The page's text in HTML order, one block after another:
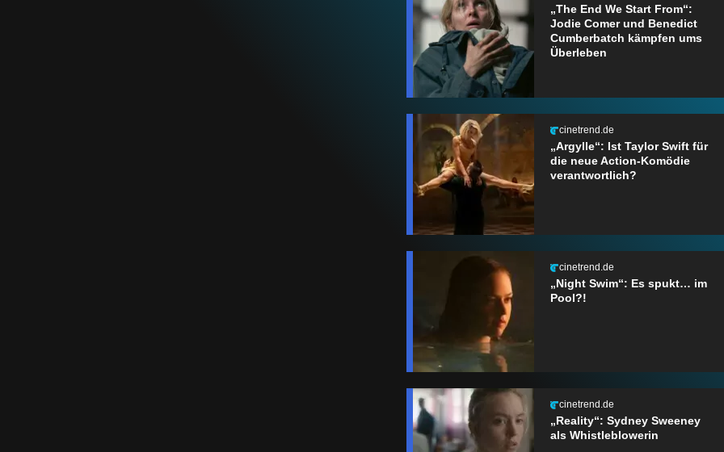
„The End We Start From“:
Jodie Comer und Benedict
Cumberbatch kämpfen ums
Überleben
cinetrend.de
„Argylle“: Ist Taylor Swift für
die neue Action-Komödie
verantwortlich?
cinetrend.de
„Night Swim“: Es spukt… im
Pool?!
cinetrend.de
„Reality“: Sydney Sweeney
als Whistleblowerin